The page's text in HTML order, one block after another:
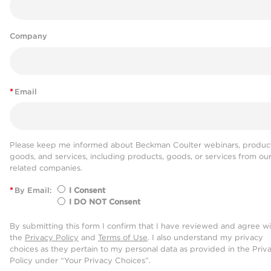
Company
* Email
Please keep me informed about Beckman Coulter webinars,
goods, and services, including products, goods, or services from our
related companies.
* By Email:
I Consent
I DO NOT Consent
By submitting this form I confirm that I have reviewed and agree
the Privacy Policy and Terms of Use. I also understand my privacy
choices as they pertain to my personal data as provided in the
Policy under “Your Privacy Choices”.